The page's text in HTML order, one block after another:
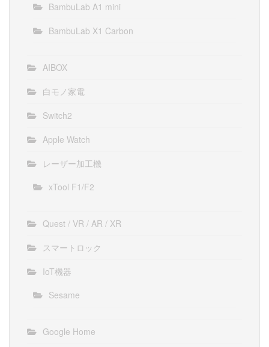
BambuLab A1 mini
BambuLab X1 Carbon
AIBOX
白モノ家電
Switch2
Apple Watch
レーザー加工機
xTool F1/F2
Quest / VR / AR / XR
スマートロック
IoT機器
Sesame
Google Home